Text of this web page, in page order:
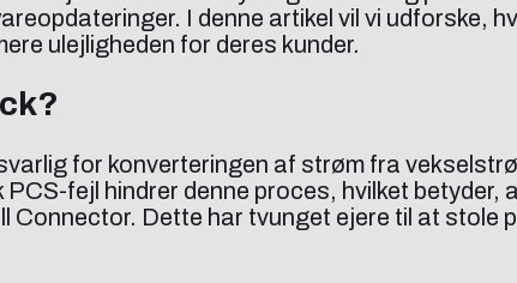
I denne artikel vil vi udforske,
ulejligheden for deres kunder.
for konverteringen af strøm fra
fejl hindrer denne proces, hvilket betyder,
Connector. Dette har tvunget ejere til at stole